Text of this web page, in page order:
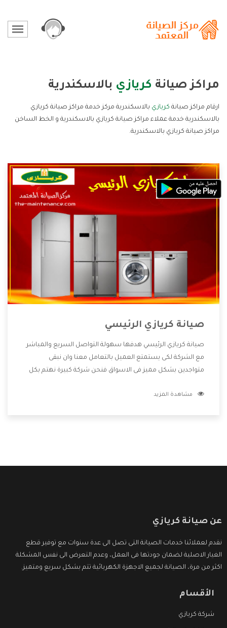
مراكز صيانة كريازي بالاسكندرية
ارقام مراكز صيانة كريازي بالاسكندرية مركز خدمة مراكز صيانة كريازي
بالاسكندرية خدمة عملاء مراكز صيانة كريازي بالاسكندرية و الخط الساخن
مراكز صيانة كريازي بالاسكندرية.
صيانة كريازي الرئيسي
صيانة كريازي الرئيسي هدفها سهولة التواصل السريع والمباشر
مع الشركة لكى يستمتع العميل بالتعامل معنا وان نبقى
متواجدين بشكل مميز فى الاسواق فنحن شركة كبيرة نهتم بكل
الشركة بها والتى تكون منها خدمة الصيانة التى تكون من أهم
مشاهدة المزيد
عن صيانة كريازي
نقدم لعملائنا خدمات الصيانة التى تصل الى عدة سنوات مع توفير قطع
الغيار الاصلية لضمان جودتها فى العمل، وعدم التعرض الى نفس المشكلة
اكثر من مرة، الصيانة لجميع الاجهزة الكهربائية تتم بشكل سريع ومتميز.
الأقسام
شركة كريازي